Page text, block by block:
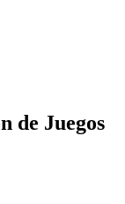
de Juegos